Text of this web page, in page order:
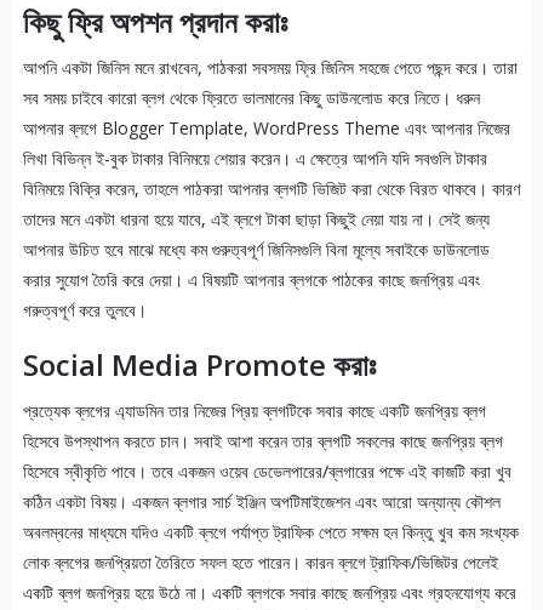
কিছু ফ্রি অপশন প্রদান করাঃ
আপনি একটা জিনিস মনে রাখবেন, পাঠকরা সবসময় ফ্রি জিনিস সহজে পেতে পছন্দ করে। তারা
সব সময় চাইবে কারো ব্লগ থেকে ফ্রিতে ভালমানের কিছু ডাউনলোড করে নিতে। ধরুন
আপনার ব্লগে Blogger Template, WordPress Theme এবং আপনার নিজের
লিখা বিভিন্ন ই-বুক টাকার বিনিময়ে শেয়ার করেন। এ ক্ষেত্রে আপনি যদি সবগুলি টাকার
বিনিময়ে বিক্রি করেন, তাহলে পাঠকরা আপনার ব্লগটি ভিজিট করা থেকে বিরত থাকবে। কারণ
তাদের মনে একটা ধারনা হয়ে যাবে, এই ব্লগে টাকা ছাড়া কিছুই নেয়া যায় না। সেই জন্য
আপনার উচিত হবে মাঝে মধ্যে কম গুরুত্বপূর্ণ জিনিসগুলি বিনা মূল্যে সবাইকে ডাউনলোড
করার সুযোগ তৈরি করে দেয়া। এ বিষয়টি আপনার ব্লগকে পাঠকের কাছে জনপ্রিয় এবং
গরুত্বপূর্ণ করে তুলবে।
Social Media Promote করাঃ
প্রত্যেক ব্লগের এ্যাডমিন তার নিজের প্রিয় ব্লগটিকে সবার কাছে একটি জনপ্রিয় ব্লগ
হিসেবে উপস্থাপন করতে চান। সবাই আশা করেন তার ব্লগটি সকলের কাছে জনপ্রিয় ব্লগ
হিসেবে স্বীকৃতি পাবে। তবে একজন ওয়েব ডেভেলপারের/ব্লগারের পক্ষে এই কাজটি করা খুব
কঠিন একটা বিষয়। একজন ব্লগার সার্চ ইঞ্জিন অপটিমাইজেশন এবং আরো অন্যান্য কৌশল
অবলম্বনের মাধ্যমে যদিও একটি ব্লগে পর্যাপ্ত ট্রাফিক পেতে সক্ষম হন কিন্তু খুব কম সংখ্যক
লোক ব্লগের জনপ্রিয়তা তৈরিতে সফল হতে পারেন। কারন ব্লগে ট্রাফিক/ভিজিটর পেলেই
একটি ব্লগ জনপ্রিয় হয়ে উঠে না। একটি ব্লগকে সবার কাছে জনপ্রিয় এবং গ্রহনযোগ্য করে